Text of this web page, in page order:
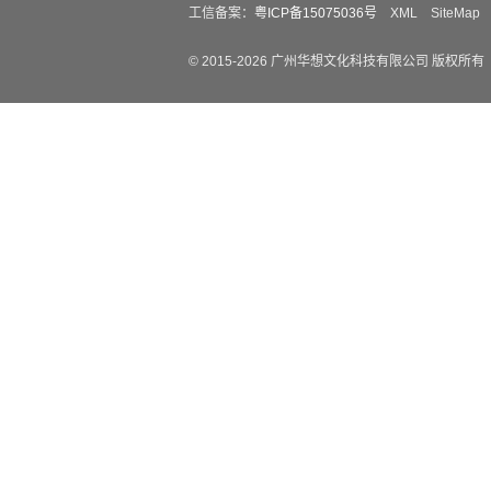
工信备案： 粤ICP备15075036号 XML SiteMap
© 2015-2026 广州华想文化科技有限公司 版权所有